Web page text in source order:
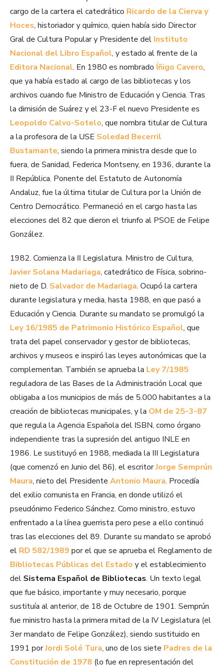
cargo de la cartera el catedrático Ricardo de la Cierva y
Hoces, historiador y químico, quien había sido Director
Gral de Cultura Popular y Presidente del Instituto
Nacional del Libro Español, y estado al frente de la
Editora Nacional. En 1980 es nombrado Íñigo Cavero,
que ya había estado al cargo de las bibliotecas y los
archivos cuando fue Ministro de Educación y Ciencia. Tras
la dimisión de Suárez y el 23-F el nuevo Presidente es
Leopoldo Calvo-Sotelo, que nombra titular de Cultura
a la profesora de la USE Soledad Becerril
Bustamante, siendo la primera ministra desde que lo
fuera, de Sanidad, Federica Montseny, en 1936, durante la
II República. Ponente del Estatuto de Autonomía
Andaluz, fue la última titular de Cultura por la Unión de
Centro Democrático. Permaneció en el cargo hasta las
elecciones del 82 que dieron el triunfo al PSOE de Felipe
González.
1982. Comienza la II Legislatura. Ministro de Cultura,
Javier Solana Madariaga, catedrático de Física, sobrino-
nieto de D. Salvador de Madariaga. Ocupó la cartera
durante legislatura y media, hasta 1988, en que pasó a
Educación y Ciencia. Durante su mandato se promulgó la
Ley 16/1985 de Patrimonio Histórico Español, que
trata del papel conservador y gestor de bibliotecas,
archivos y museos e inspiró las leyes autonómicas que la
complementan. También se aprueba la Ley 7/1985
reguladora de las Bases de la Administración Local que
obligaba a los municipios de más de 5.000 habitantes a la
creación de bibliotecas municipales, y la OM de 25-3-87
que regula la Agencia Española del ISBN, como órgano
independiente tras la supresión del antiguo INLE en
1986. Le sustituyó en 1988, mediada la III Legislatura
(que comenzó en Junio del 86), el escritorJorge Semprún
Maura, nieto del Presidente Antonio Maura. Procedía
del exilio comunista en Francia, en donde utilizó el
pseudónimo Federico Sánchez. Como ministro, estuvo
enfrentado a la línea guerrista pero pese a ello continuó
tras las elecciones del 89. Durante su mandato se aprobó
el RD 582/1989 por el que se aprueba el Reglamento de
Bibliotecas Públicas del Estado y el establecimiento
del Sistema Español de Bibliotecas. Un texto legal
que fue básico, importante y muy necesario, porque
sustituía al anterior, de 18 de Octubre de 1901. Semprún
fue ministro hasta la primera mitad de la IV Legislatura (el
3er mandato de Felipe González), siendo sustituido en
1991 porJordi Solé Tura, uno de los siete Padres de la
Constitución de 1978 (lo fue en representación del